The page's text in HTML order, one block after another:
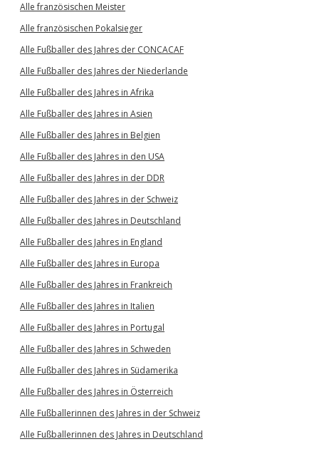
Alle französischen Meister
Alle französischen Pokalsieger
Alle Fußballer des Jahres der CONCACAF
Alle Fußballer des Jahres der Niederlande
Alle Fußballer des Jahres in Afrika
Alle Fußballer des Jahres in Asien
Alle Fußballer des Jahres in Belgien
Alle Fußballer des Jahres in den USA
Alle Fußballer des Jahres in der DDR
Alle Fußballer des Jahres in der Schweiz
Alle Fußballer des Jahres in Deutschland
Alle Fußballer des Jahres in England
Alle Fußballer des Jahres in Europa
Alle Fußballer des Jahres in Frankreich
Alle Fußballer des Jahres in Italien
Alle Fußballer des Jahres in Portugal
Alle Fußballer des Jahres in Schweden
Alle Fußballer des Jahres in Südamerika
Alle Fußballer des Jahres in Österreich
Alle Fußballerinnen des Jahres in der Schweiz
Alle Fußballerinnen des Jahres in Deutschland